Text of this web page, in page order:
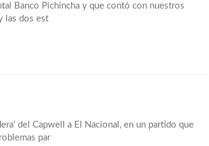
Banco Pichincha y que contó con nuestros
las dos est
del Capwell a El Nacional, en un partido que
par